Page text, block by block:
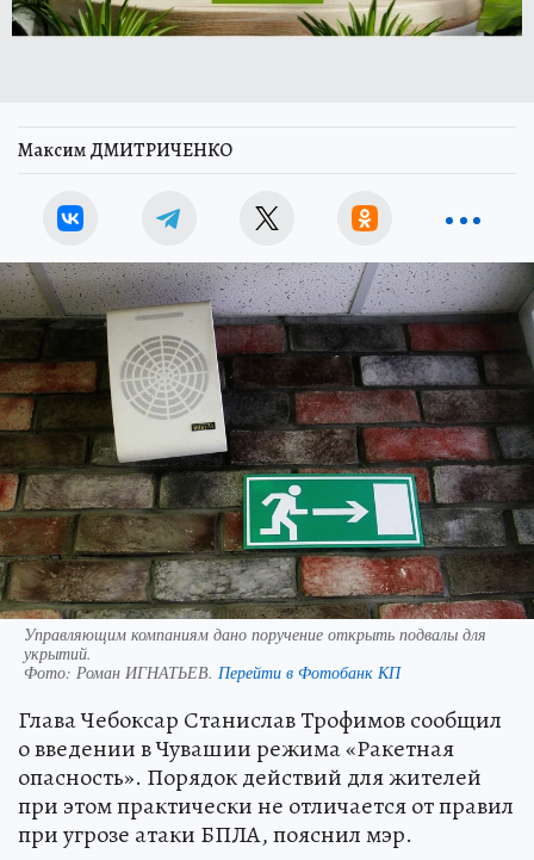
Максим ДМИТРИЧЕНКО
Управляющим компаниям дано поручение открыть подвалы для
укрытий.
Фото: Роман ИГНАТЬЕВ. Перейти в Фотобанк КП
Глава Чебоксар Станислав Трофимов сообщил
о введении в Чувашии режима «Ракетная
опасность». Порядок действий для жителей
при этом практически не отличается от правил
при угрозе атаки БПЛА, пояснил мэр.